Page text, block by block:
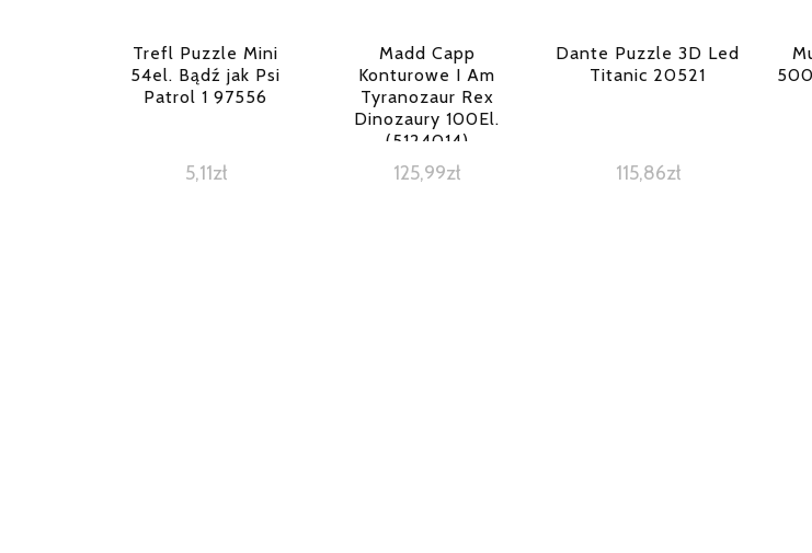
Trefl Puzzle Mini
54el. Bądź jak Psi
Patrol 1 97556
5,11zł
Madd Capp
Konturowe I Am
Tyranozaur Rex
Dinozaury 100El.
(5124014)
125,99zł
Dante Puzzle 3D Led
Titanic 20521
115,86zł